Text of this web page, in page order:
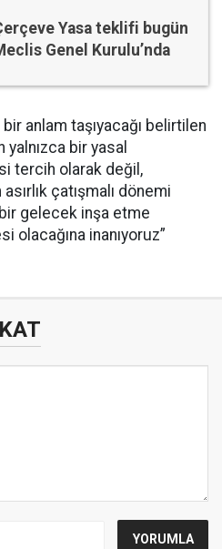
Yasa teklifi bugün
Genel Kurulu’nda
anlam taşıyacağı belirtilen
yalnızca bir yasal
tercih olarak değil,
çatışmalı dönemi
gelecek inşa etme
olacağına inanıyoruz”